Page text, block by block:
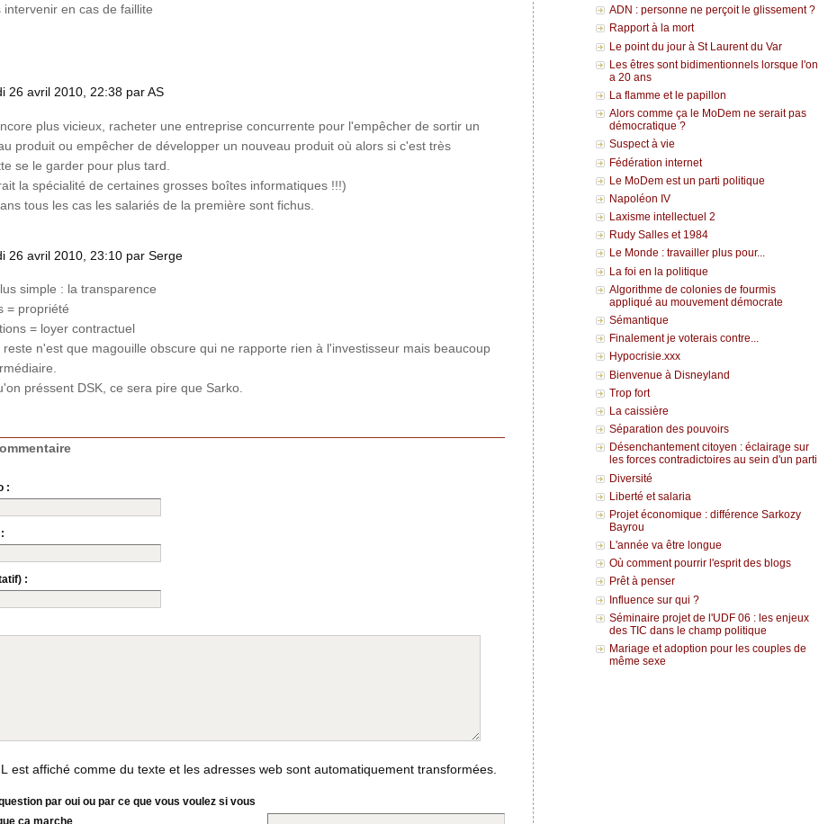
intervenir en cas de faillite
26 avril 2010, 22:38 par AS
plus vicieux, racheter une entreprise concurrente pour l'empêcher de sortir un
produit ou empêcher de développer un nouveau produit où alors si c'est très
se le garder pour plus tard.
la spécialité de certaines grosses boîtes informatiques !!!)
tous les cas les salariés de la première sont fichus.
26 avril 2010, 23:10 par Serge
simple : la transparence
= propriété
= loyer contractuel
reste n'est que magouille obscure qui ne rapporte rien à l'investisseur mais beaucoup
préssent DSK, ce sera pire que Sarko.
:
:
est affiché comme du texte et les adresses web sont automatiquement transformées.
par oui ou par ce que vous voulez si vous
ADN : personne ne perçoit le glissement ?
Rapport à la mort
Le point du jour à St Laurent du Var
Les êtres sont bidimentionnels lorsque l'on
a 20 ans
La flamme et le papillon
Alors comme ça le MoDem ne serait pas
démocratique ?
Suspect à vie
Fédération internet
Le MoDem est un parti politique
Napoléon IV
Laxisme intellectuel 2
Rudy Salles et 1984
Le Monde : travailler plus pour...
La foi en la politique
Algorithme de colonies de fourmis
appliqué au mouvement démocrate
Sémantique
Finalement je voterais contre...
Hypocrisie.xxx
Bienvenue à Disneyland
Trop fort
La caissière
Séparation des pouvoirs
Désenchantement citoyen : éclairage sur
les forces contradictoires au sein d'un parti
Diversité
Liberté et salaria
Projet économique : différence Sarkozy
Bayrou
L'année va être longue
Où comment pourrir l'esprit des blogs
Prêt à penser
Influence sur qui ?
Séminaire projet de l'UDF 06 : les enjeux
des TIC dans le champ politique
Mariage et adoption pour les couples de
même sexe